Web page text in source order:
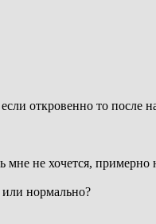
откровенно то после
не хочется, примерно
или нормально?